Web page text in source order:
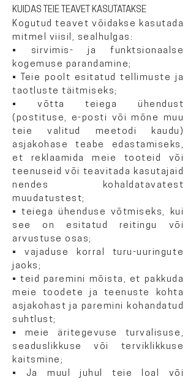
KUIDAS TEIE TEAVET KASUTATAKSE
Kogutud teavet võidakse kasutada
mitmel viisil, sealhulgas:
• sirvimis- ja funktsionaalse
kogemuse parandamine;
• Teie poolt esitatud tellimuste ja
taotluste täitmiseks;
• võtta teiega ühendust
(postituse, e-posti või mõne muu
teie valitud meetodi kaudu)
asjakohase teabe edastamiseks,
et reklaamida meie tooteid või
teenuseid või teavitada kasutajaid
nendes kohaldatavatest
muudatustest;
• teiega ühenduse võtmiseks, kui
see on esitatud reitingu või
arvustuse osas;
• vajaduse korral turu-uuringute
jaoks;
• teid paremini mõista, et pakkuda
meie toodete ja teenuste kohta
asjakohast ja paremini kohandatud
suhtlust;
• meie äritegevuse turvalisuse,
seaduslikkuse või terviklikkuse
kaitsmine;
• Ja muul juhul teie loal või